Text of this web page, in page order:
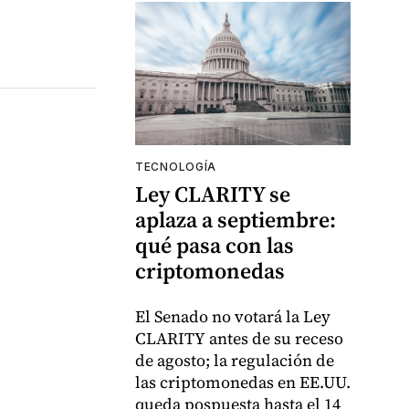
TECNOLOGÍA
Ley CLARITY se
aplaza a septiembre:
qué pasa con las
criptomonedas
El Senado no votará la Ley
CLARITY antes de su receso
de agosto; la regulación de
las criptomonedas en EE.UU.
queda pospuesta hasta el 14